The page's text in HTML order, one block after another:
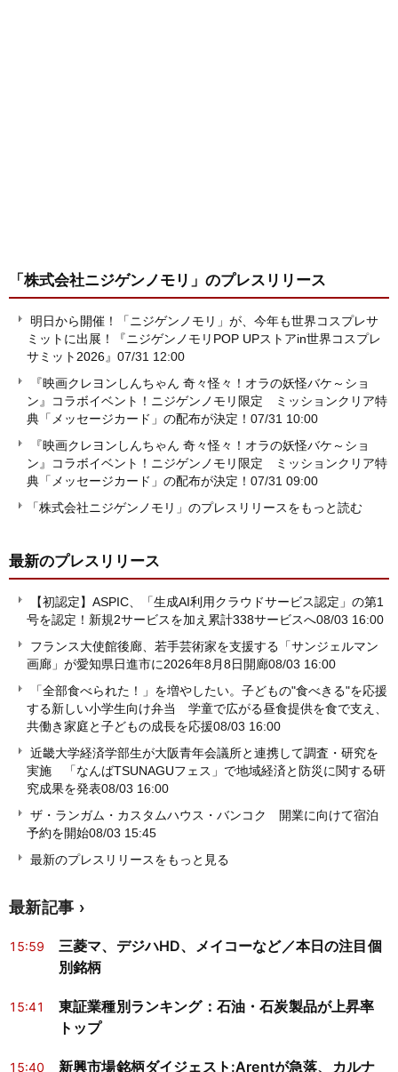
「株式会社ニジゲンノモリ」 のプレスリリース
明日から開催！「ニジゲンノモリ」が、今年も世界コスプレサ
ミットに出展！『ニジゲンノモリPOP UPストアin世界コスプレ
サミット2026』 07/31 12:00
『映画クレヨンしんちゃん 奇々怪々！オラの妖怪バケ～ショ
ン』コラボイベント！ニジゲンノモリ限定 ミッションクリア特
典「メッセージカード」の配布が決定！ 07/31 10:00
『映画クレヨンしんちゃん 奇々怪々！オラの妖怪バケ～ショ
ン』コラボイベント！ニジゲンノモリ限定 ミッションクリア特
典「メッセージカード」の配布が決定！ 07/31 09:00
「株式会社ニジゲンノモリ」のプレスリリースをもっと読む
最新のプレスリリース
【初認定】ASPIC、「生成AI利用クラウドサービス認定」の第1
号を認定！新規2サービスを加え累計338サービスへ08/03 16:00
フランス大使館後廊、若手芸術家を支援する「サンジェルマン
画廊」が愛知県日進市に2026年8月8日開廊08/03 16:00
「全部食べられた！」を増やしたい。子どもの"食べきる"を応援
する新しい小学生向け弁当 学童で広がる昼食提供を食で支え、
共働き家庭と子どもの成長を応援08/03 16:00
近畿大学経済学部生が大阪青年会議所と連携して調査・研究を
実施 「なんばTSUNAGUフェス」で地域経済と防災に関する研
究成果を発表08/03 16:00
ザ・ランガム・カスタムハウス・バンコク 開業に向けて宿泊
予約を開始08/03 15:45
最新のプレスリリースをもっと見る
最新記事
15:59
三菱マ、デジハHD、メイコーなど／本日の注目個
別銘柄
15:41
東証業種別ランキング：石油・石炭製品が上昇率
トップ
15:40
新興市場銘柄ダイジェスト:Arentが急落、カルナ